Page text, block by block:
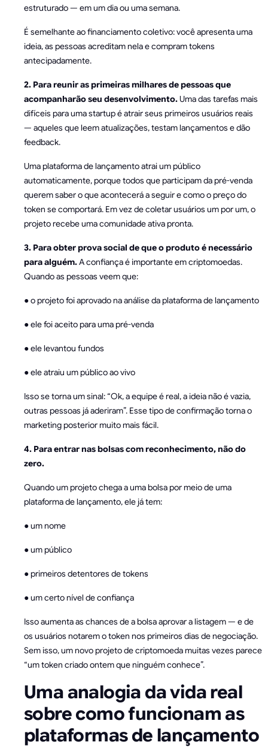
estruturado — em um dia ou uma semana.
É semelhante ao financiamento coletivo: você apresenta uma
ideia, as pessoas acreditam nela e compram tokens
antecipadamente.
2. Para reunir as primeiras milhares de pessoas que
acompanharão seu desenvolvimento.Uma das tarefas mais
difíceis para uma startup é atrair seus primeiros usuários reais
— aqueles que leem atualizações, testam lançamentos e dão
feedback.
Uma plataforma de lançamento atrai um público
automaticamente, porque todos que participam da pré-venda
querem saber o que acontecerá a seguir e como o preço do
token se comportará. Em vez de coletar usuários um por um, o
projeto recebe uma comunidade ativa pronta.
3. Para obter prova social de que o produto é necessário
para alguém.A confiança é importante em criptomoedas.
Quando as pessoas veem que:
● o projeto foi aprovado na análise da plataforma de lançamento
● ele foi aceito para uma pré-venda
● ele levantou fundos
● ele atraiu um público ao vivo
Isso se torna um sinal: “Ok, a equipe é real, a ideia não é vazia,
outras pessoas já aderiram”. Esse tipo de confirmação torna o
marketing posterior muito mais fácil.
4. Para entrar nas bolsas com reconhecimento, não do
zero.
Quando um projeto chega a uma bolsa por meio de uma
plataforma de lançamento, ele já tem:
● um nome
● um público
● primeiros detentores de tokens
● um certo nível de confiança
Isso aumenta as chances de a bolsa aprovar a listagem — e de
os usuários notarem o token nos primeiros dias de negociação.
Sem isso, um novo projeto de criptomoeda muitas vezes parece
“um token criado ontem que ninguém conhece”.
Uma analogia da vida real
sobre como funcionam as
plataformas de lançamento